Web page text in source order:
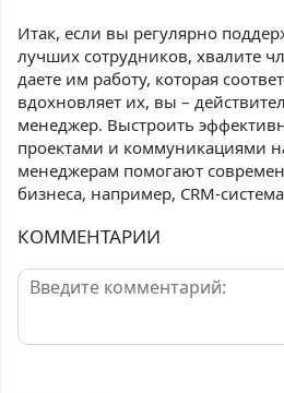
Итак, если вы регулярно
лучших сотрудников, хвалите
даете им работу, которая
вдохновляет их, вы –
менеджер. Выстроить
проектами и коммуникациями
менеджерам помогают
бизнеса, например, CRM-
КОММЕНТАРИИ